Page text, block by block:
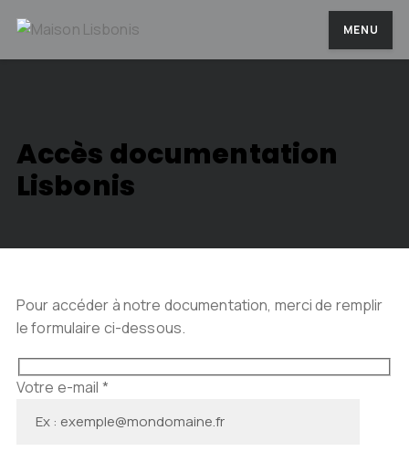
MENU
Accès documentation
Lisbonis
Pour accéder à notre documentation, merci de remplir
le formulaire ci-dessous.
Votre e-mail *